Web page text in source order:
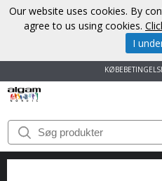
START
VAREMÆRKER
Our website uses cookies. By
agree to us using cookies.
I